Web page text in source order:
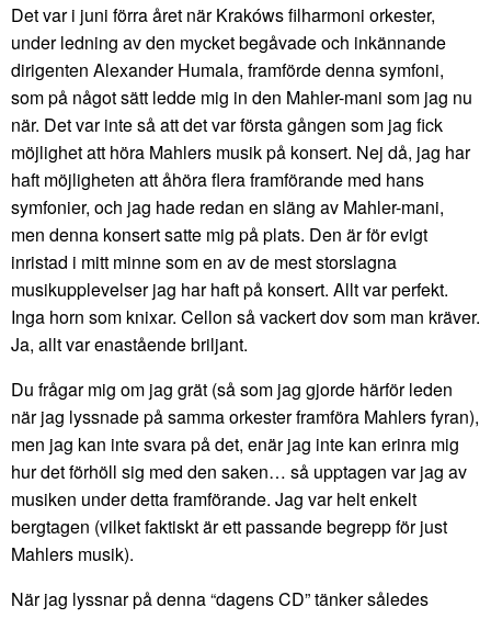
Det var i juni förra året när Krakóws filharmoni orkester,
under ledning av den mycket begåvade och inkännande
dirigenten Alexander Humala, framförde denna symfoni,
som på något sätt ledde mig in den Mahler-mani som jag nu
när. Det var inte så att det var första gången som jag fick
möjlighet att höra Mahlers musik på konsert. Nej då, jag har
haft möjligheten att åhöra flera framförande med hans
symfonier, och jag hade redan en släng av Mahler-mani,
men denna konsert satte mig på plats. Den är för evigt
inristad i mitt minne som en av de mest storslagna
musikupplevelser jag har haft på konsert. Allt var perfekt.
Inga horn som knixar. Cellon så vackert dov som man kräver.
Ja, allt var enastående briljant.
Du frågar mig om jag grät (så som jag gjorde härför leden
när jag lyssnade på samma orkester framföra Mahlers fyran),
men jag kan inte svara på det, enär jag inte kan erinra mig
hur det förhöll sig med den saken… så upptagen var jag av
musiken under detta framförande. Jag var helt enkelt
bergtagen (vilket faktiskt är ett passande begrepp för just
Mahlers musik).
När jag lyssnar på denna “dagens CD” tänker således